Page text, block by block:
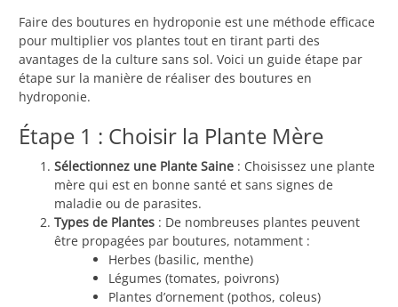
Faire des boutures en hydroponie est une méthode efficace
pour multiplier vos plantes tout en tirant parti des
avantages de la culture sans sol. Voici un guide étape par
étape sur la manière de réaliser des boutures en
hydroponie.
Étape 1 : Choisir la Plante Mère
Sélectionnez une Plante Saine : Choisissez une plante
mère qui est en bonne santé et sans signes de
maladie ou de parasites.
Types de Plantes : De nombreuses plantes peuvent
être propagées par boutures, notamment :
Herbes (basilic, menthe)
Légumes (tomates, poivrons)
Plantes d’ornement (pothos, coleus)